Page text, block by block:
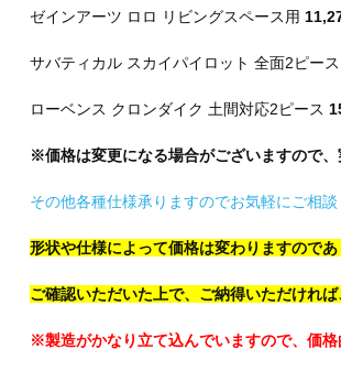
ゼインアーツ ロロ リビングスペース用
サバティカル スカイパイロット 全面2ピース
ローベンス クロンダイク 土間対応2ピース
※価格は変更になる場合がございますので、
その他各種仕様承りますのでお気軽にご相談
形状や仕様によって価格は変わりますのであ
ご確認いただいた上で、ご納得いただければ
※製造がかなり立て込んでいますので、価格